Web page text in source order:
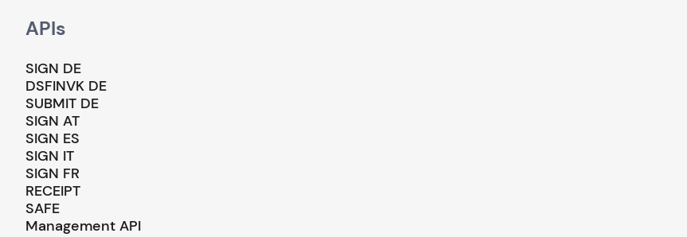
APIs
SIGN DE
DSFINVK DE
SUBMIT DE
SIGN AT
SIGN ES
SIGN IT
SIGN FR
RECEIPT
SAFE
Management API